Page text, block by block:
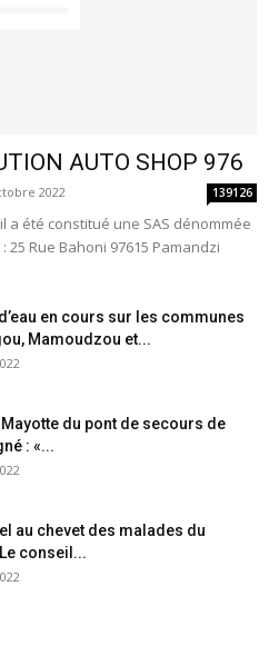
AUTO SHOP 976
2022 139126
a été constitué une SAS dénommée
25 Rue Bahoni 97615 Pamandzi
en cours sur les communes
Mamoudzou et...
du pont de secours de
: «...
au chevet des malades du
conseil...